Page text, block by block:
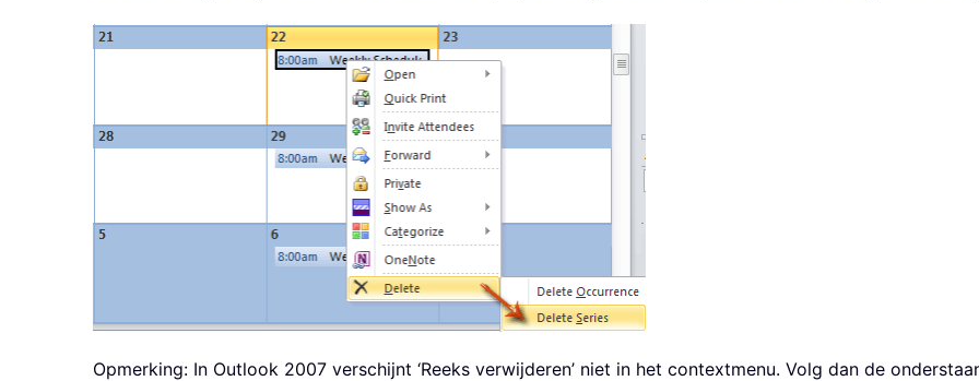
Opmerking: In Outlook 2007 verschijnt ‘Reeks verwijderen’ niet in het contextmenu. Volg dan de